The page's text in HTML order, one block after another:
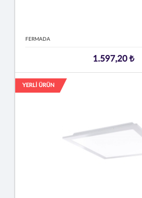
FERMADA
1.597,20 ₺
YERLİ ÜRÜN